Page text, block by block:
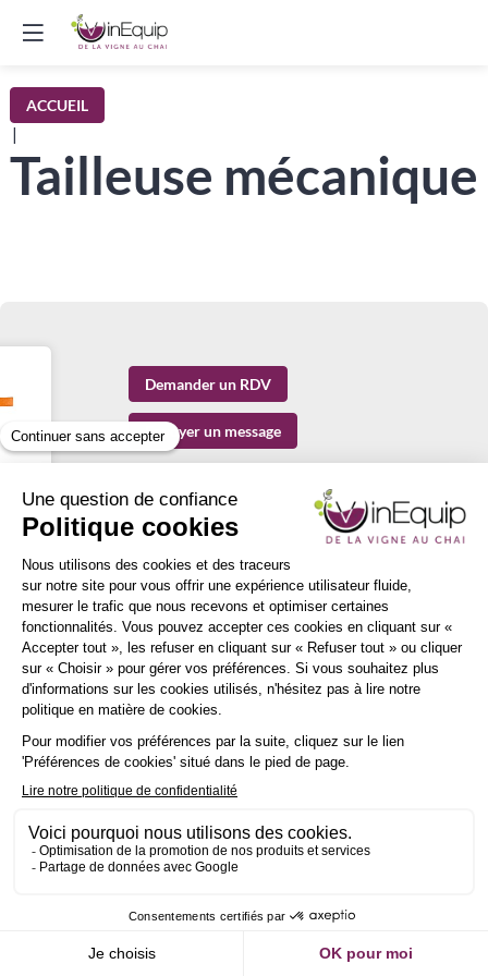
ACCUEIL
|
Tailleuse mécanique
Demander un RDV
Envoyer un message
Demander un RDV
INSCRIPTIONNEWSLETTER